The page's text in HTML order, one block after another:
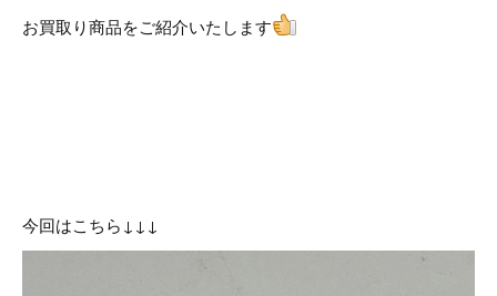
お買取り商品をご紹介いたします
今回はこちら↓↓↓